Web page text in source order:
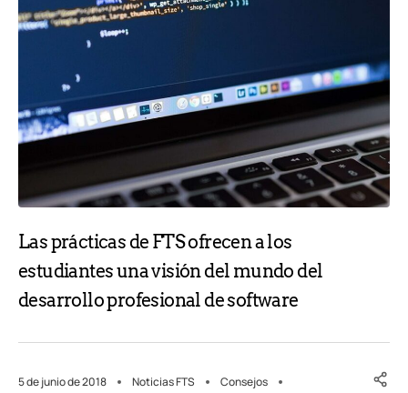
Las prácticas de FTS ofrecen a los
estudiantes una visión del mundo del
desarrollo profesional de software
5 de junio de 2018 Noticias FTS Consejos